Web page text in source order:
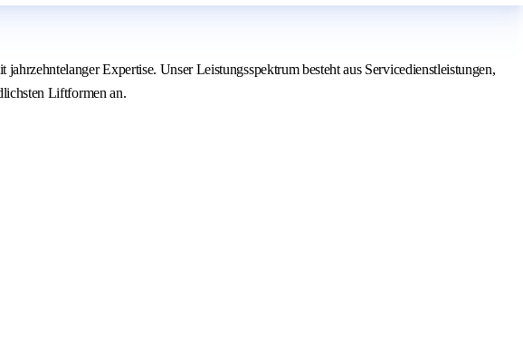
Expertise. Unser Leistungsspektrum besteht aus Servicedienstleistungen,
Liftformen an.